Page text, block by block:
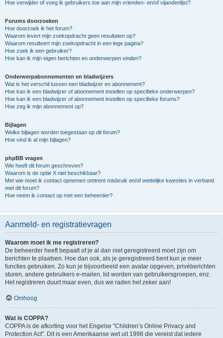
Hoe verwijder of voeg ik gebruikers toe aan mijn vrienden- en/of vijandenlijst?
Forums doorzoeken
Hoe doorzoek ik het forum?
Waarom levert mijn zoekopdracht geen resultaten op?
Waarom resulteert mijn zoekopdracht in een lege pagina?
Hoe zoek ik een gebruiker?
Hoe kan ik mijn eigen berichten en onderwerpen vinden?
Onderwerpabonnementen en bladwijzers
Wat is het verschil tussen een bladwijzer en abonnement?
Hoe kan ik een bladwijzer of abonnement instellen op specifieke onderwerpen?
Hoe kan ik een bladwijzer of abonnement instellen op specifieke forums?
Hoe zeg ik mijn abonnement op?
Bijlagen
Welke bijlagen worden toegestaan op dit forum?
Hoe vind ik al mijn bijlagen?
phpBB vragen
Wie heeft dit forum geschreven?
Waarom is de optie X niet beschikbaar?
Met wie moet ik contact opnemen omtrent misbruik en/of wettelijke kwesties in verband
met dit forum?
Hoe neem ik contact op met een beheerder?
Aanmeld- en registratievragen
Waarom moet ik me registreren?
De beheerder heeft bepaalt of je al dan niet geregistreerd moet zijn om
berichten te plaatsen. Hoe dan ook, als je geregistreerd bent kun je meer
functies gebruiken. Zo kun je bijvoorbeeld een avatar opgeven, privéberichten
sturen, andere gebruikers e-mailen, lid worden van gebruikersgroepen, enz.
Het registreren duurt maar even, dus we raden het zeker aan!
Omhoog
Wat is COPPA?
COPPA is de afkorting voor het Engelse "Children’s Online Privacy and
Protection Act". Dit is een Amerikaanse wet uit 1998 die vereist dat iedere